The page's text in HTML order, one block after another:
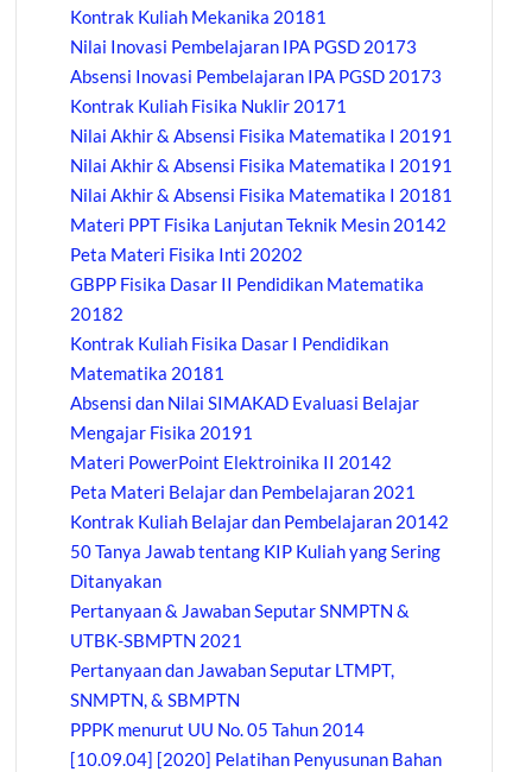
Kontrak Kuliah Mekanika 20181
Nilai Inovasi Pembelajaran IPA PGSD 20173
Absensi Inovasi Pembelajaran IPA PGSD 20173
Kontrak Kuliah Fisika Nuklir 20171
Nilai Akhir & Absensi Fisika Matematika I 20191
Nilai Akhir & Absensi Fisika Matematika I 20191
Nilai Akhir & Absensi Fisika Matematika I 20181
Materi PPT Fisika Lanjutan Teknik Mesin 20142
Peta Materi Fisika Inti 20202
GBPP Fisika Dasar II Pendidikan Matematika
20182
Kontrak Kuliah Fisika Dasar I Pendidikan
Matematika 20181
Absensi dan Nilai SIMAKAD Evaluasi Belajar
Mengajar Fisika 20191
Materi PowerPoint Elektroinika II 20142
Peta Materi Belajar dan Pembelajaran 2021
Kontrak Kuliah Belajar dan Pembelajaran 20142
50 Tanya Jawab tentang KIP Kuliah yang Sering
Ditanyakan
Pertanyaan & Jawaban Seputar SNMPTN &
UTBK-SBMPTN 2021
Pertanyaan dan Jawaban Seputar LTMPT,
SNMPTN, & SBMPTN
PPPK menurut UU No. 05 Tahun 2014
[10.09.04] [2020] Pelatihan Penyusunan Bahan